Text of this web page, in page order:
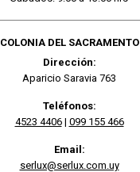
COLONIA DEL SACRAMENTO
Dirección:
Aparicio Saravia 763
Teléfonos:
4523 4406| 099 155 466
Email:
serlux@serlux.com.uy